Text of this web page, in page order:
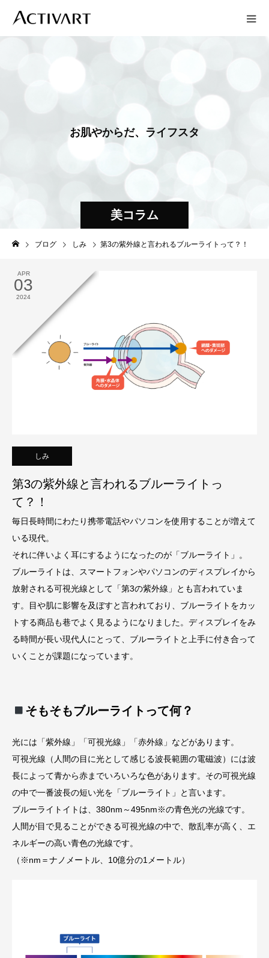
美コラム
やからだ、ライ フス タイル つ
ブログ しみ 第3の紫外線と言われるブルーライトって？！
APR
03
2024
しみ
第3の紫外線と言われるブルーライトっ
て？！
毎日長時間にわたり携帯電話やパソコンを使用することが増えて
いる現代。
それに伴いよく耳にするようになったのが「ブルーライト」。
ブルーライトは、スマートフォンやパソコンのディスプレイから
放射される可視光線として「第3の紫外線」とも言われていま
す。目や肌に影響を及ぼすと言われており、ブルーライトをカッ
トする商品も巷でよく見るようになりました。ディスプレイをみ
る時間が長い現代人にとって、ブルーライトと上手に付き合って
いくことが課題になっています。
そもそもブルーライトって何？
光には「紫外線」「可視光線」「赤外線」などがあります。
可視光線（人間の目に光として感じる波長範囲の電磁波）には波
長によって青から赤までいろいろな色があります。その可視光線
の中で一番波長の短い光を「ブルーライト」と言います。
ブルーライトイトは、380nm～495nm※の青色光の光線です。
人間が目で見ることができる可視光線の中で、散乱率が高く、エ
ネルギーの高い青色の光線です。
（※nm＝ナノメートル、10億分の1メートル）